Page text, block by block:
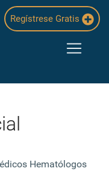
Regístrese Gratis
Hematólogos